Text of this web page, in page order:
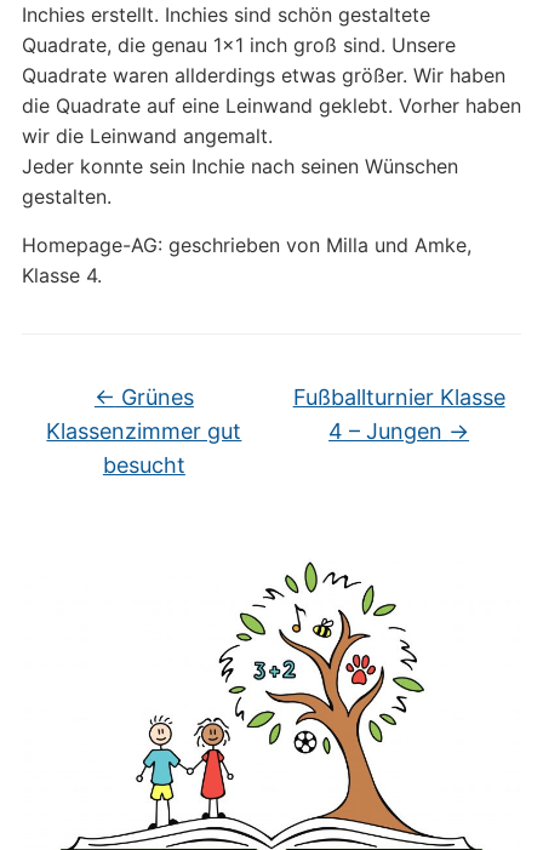
Inchies erstellt. Inchies sind schön gestaltete
Quadrate, die genau 1×1 inch groß sind. Unsere
Quadrate waren allderdings etwas größer. Wir haben
die Quadrate auf eine Leinwand geklebt. Vorher haben
wir die Leinwand angemalt.
Jeder konnte sein Inchie nach seinen Wünschen
gestalten.
Homepage-AG: geschrieben von Milla und Amke,
Klasse 4.
← Grünes
Klassenzimmer gut
besucht
Fußballturnier Klasse
4 – Jungen →